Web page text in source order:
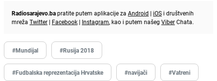
Radiosarajevo.bapratite putem aplikacije za Android | iOS i društvenih
mreža Twitter | Facebook | Instagram, kao i putem našeg ViberChata.
#Mundijal #Rusija 2018
#Fudbalska reprezentacija Hrvatske #navijači #Vatreni